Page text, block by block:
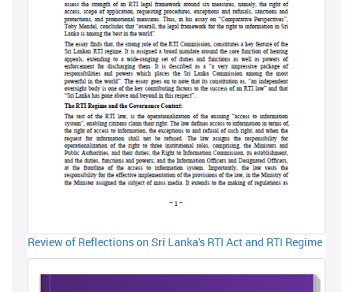
Review of Reflections on Sri Lanka's RTI Act and RTI Regime